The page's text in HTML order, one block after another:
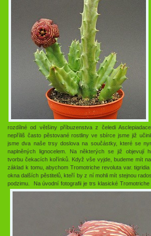
rozdílné od většiny příbuzenstva z čeledi
nepříliš často pěstované rostliny ve sbírce jsme již
jsme dva naše trsy doslova na součástky, které se
naplněných lignocelem. Na některých se již objevují
tvorbu čekacích kořínků. Když vše vyjde, budeme mít
základ k tomu, abychom Tromotriche revoluta var.
okna dalších pěstitelů, kteří by z ní mohli mít stejnou
podzimu.
Na úvodní fotografii je trs klasické